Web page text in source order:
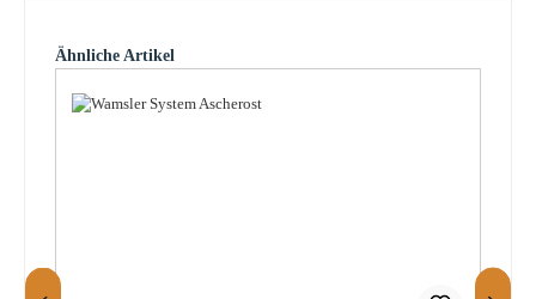
Produktgalerie überspringen
Ähnliche Artikel